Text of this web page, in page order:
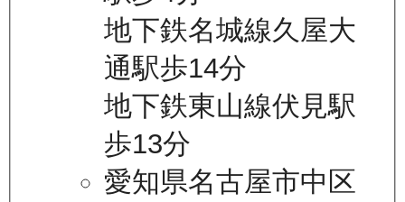
地下鉄名城線久屋大
通駅歩14分
地下鉄東山線伏見駅
歩13分
愛知県名古屋市中区